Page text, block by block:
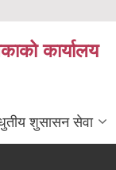
कार्यालय
शुसासन सेवा